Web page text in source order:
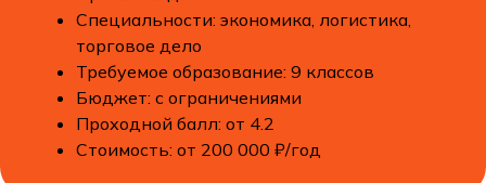
Специальности: экономика, логистика,
торговое дело
Требуемое образование: 9 классов
Бюджет: с ограничениями
Проходной балл: от 4.2
Стоимость: от 200 000 ₽/год